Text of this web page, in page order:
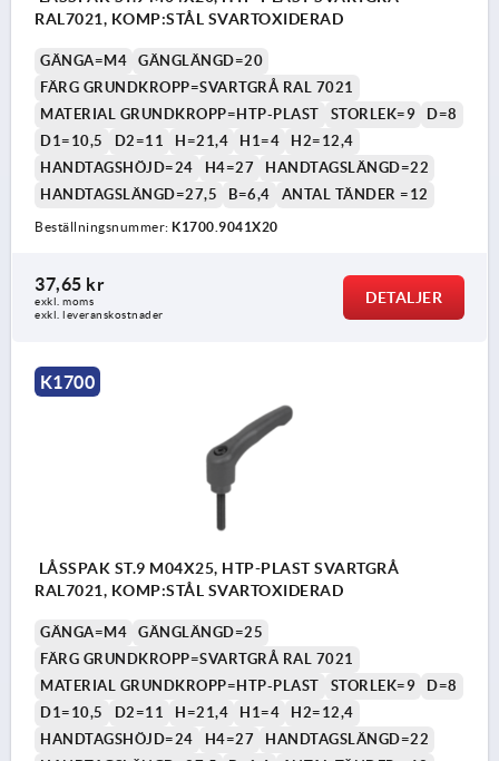
RAL7021, KOMP:STÅL SVARTOXIDERAD
GÄNGA=M4
GÄNGLÄNGD=20
FÄRG GRUNDKROPP=SVARTGRÅ RAL 7021
MATERIAL GRUNDKROPP=HTP-PLAST
STORLEK=9
D=8
D1=10,5
D2=11 H=21,4 H1=4
H2=12,4
HANDTAGSHÖJD=24
H4=27
HANDTAGSLÄNGD=22
HANDTAGSLÄNGD=27,5
B=6,4 ANTAL TÄNDER =12
Beställningsnummer: K1700.9041X20
37,65 kr
exkl. moms
exkl. leveranskostnader
DETALJER
K1700
LÅSSPAK ST.9 M04X25, HTP-PLAST SVARTGRÅ
RAL7021, KOMP:STÅL SVARTOXIDERAD
GÄNGA=M4
GÄNGLÄNGD=25
FÄRG GRUNDKROPP=SVARTGRÅ RAL 7021
MATERIAL GRUNDKROPP=HTP-PLAST
STORLEK=9
D=8
D1=10,5
D2=11 H=21,4 H1=4
H2=12,4
HANDTAGSHÖJD=24
H4=27
HANDTAGSLÄNGD=22